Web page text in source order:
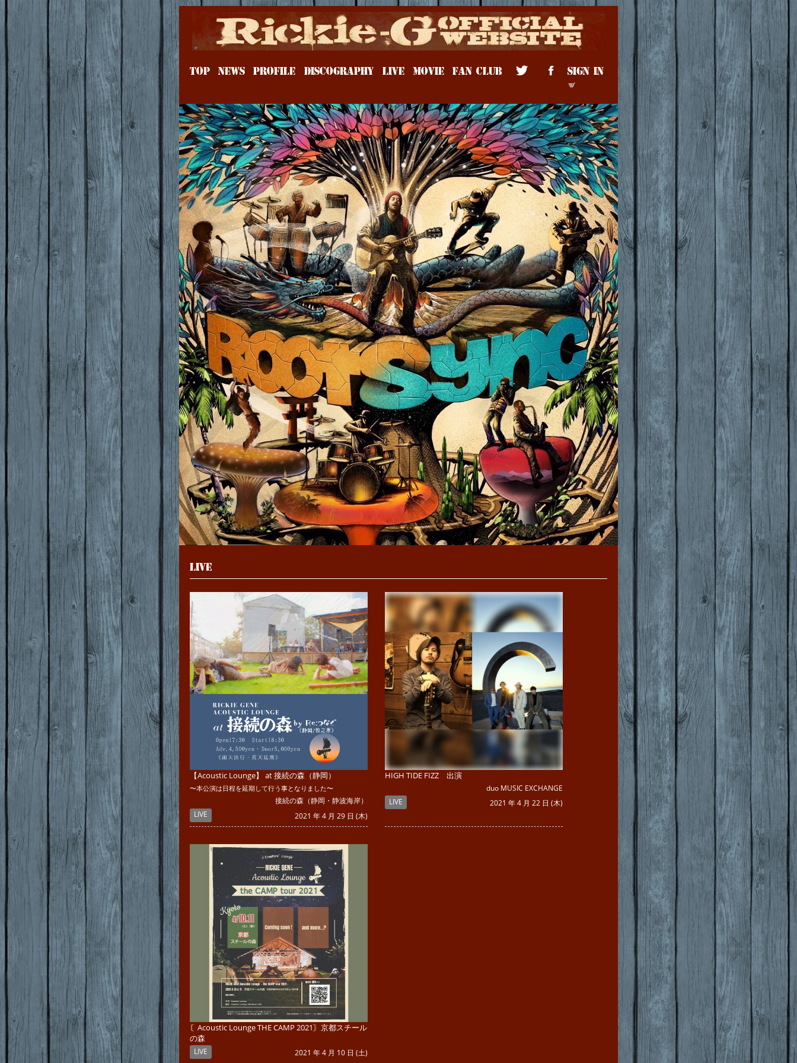
Rickie-G
TOP NEWS PROFILE DISCOGRAPHY LIVE MOVIE FAN CLUB SIGN IN
LIVE
【Acoustic Lounge】 at 接続の森（静岡）
〜本公演は日程を延期して行う事となりました〜
接続の森（静岡・静波海岸）
LIVE 2021 年 4 月 29 日 (木)
HIGH TIDE FIZZ 出演
duo MUSIC EXCHANGE
LIVE 2021 年 4 月 22 日 (木)
〘Acoustic Lounge THE CAMP 2021〙京都スチール
の森
LIVE 2021 年 4 月 10 日 (土)